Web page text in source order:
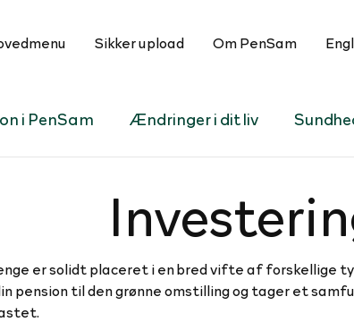
Sikker upload Om PenSam
i PenSam Ændringer i dit liv
er solidt placeret i en bred vifte af forskellige
pension til den grønne omstilling og tager et